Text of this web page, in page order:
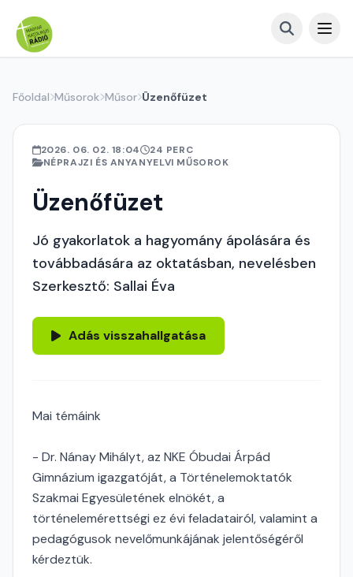
Főoldal Műsorok Műsor Üzenőfüzet
2026. 06. 02. 18:04
24 PERC
NÉPRAJZI ÉS ANYANYELVI MŰSOROK
Üzenőfüzet
Jó gyakorlatok a hagyomány ápolására és
továbbadására az oktatásban, nevelésben
Szerkesztő: Sallai Éva
Adás visszahallgatása
Mai témáink
- Dr. Nánay Mihályt, az NKE Óbudai Árpád
Gimnázium igazgatóját, a Történelemoktatók
Szakmai Egyesületének elnökét, a
történelemérettségi ez évi feladatairól, valamint a
pedagógusok nevelőmunkájának jelentőségéről
kérdeztük.